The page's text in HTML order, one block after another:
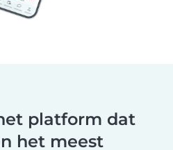
platform dat
het meest